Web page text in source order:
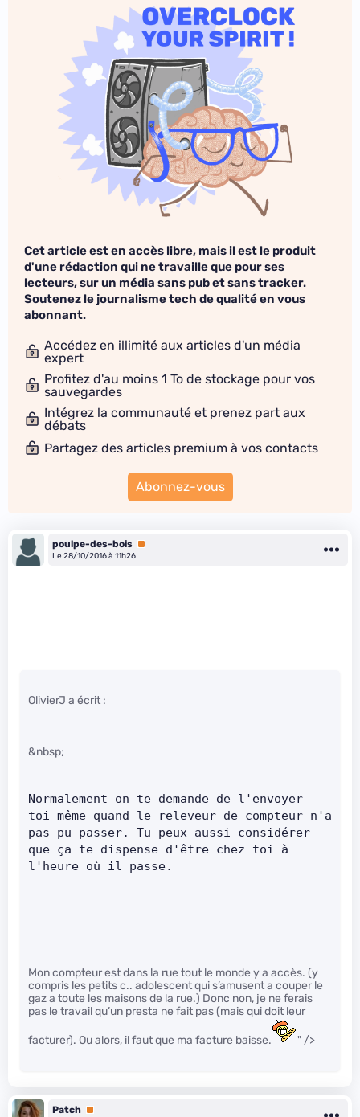
Cet article est en accès libre, mais il est le produit
d'une rédaction qui ne travaille que pour ses
lecteurs, sur un média sans pub et sans tracker.
Soutenez le journalisme tech de qualité en vous
abonnant.
Accédez en illimité aux articles d'un média
expert
Profitez d'au moins 1 To de stockage pour vos
sauvegardes
Intégrez la communauté et prenez part aux
débats
Partagez des articles premium à vos contacts
Abonnez-vous
poulpe-des-bois Premium
Le 28/10/2016 à 11h26
OlivierJ a écrit :
&nbsp;
Normalement on te demande de l'envoyer
toi-même quand le releveur de compteur n'a
pas pu passer. Tu peux aussi considérer
que ça te dispense d'être chez toi à
l'heure où il passe.
Mon compteur est dans la rue tout le monde y a accès. (y
compris les petits c.. adolescent qui s’amusent a couper le
gaz a toute les maisons de la rue.) Donc non, je ne ferais
pas le travail qu’un presta ne fait pas (mais qui doit leur
facturer). Ou alors, il faut que ma facture baisse. " />
Patch Premium